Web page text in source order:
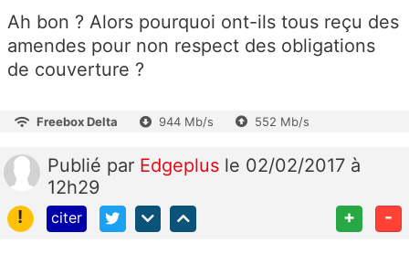
Ah bon ? Alors pourquoi ont-ils tous reçu des
amendes pour non respect des obligations
de couverture ?
Freebox Delta 944 Mb/s 552 Mb/s
Publié par Edgeplus le 02/02/2017 à
12h29
!
citer + -